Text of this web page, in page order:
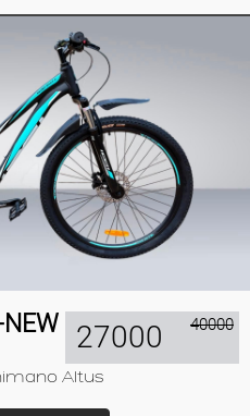
NEW
Altus
27000 40000